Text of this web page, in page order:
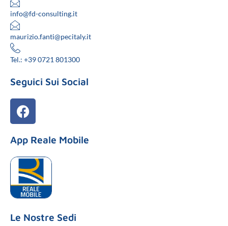
info@fd-consulting.it
maurizio.fanti@pecitaly.it
Tel.: +39 0721 801300
Seguici Sui Social
App Reale Mobile
Le Nostre Sedi